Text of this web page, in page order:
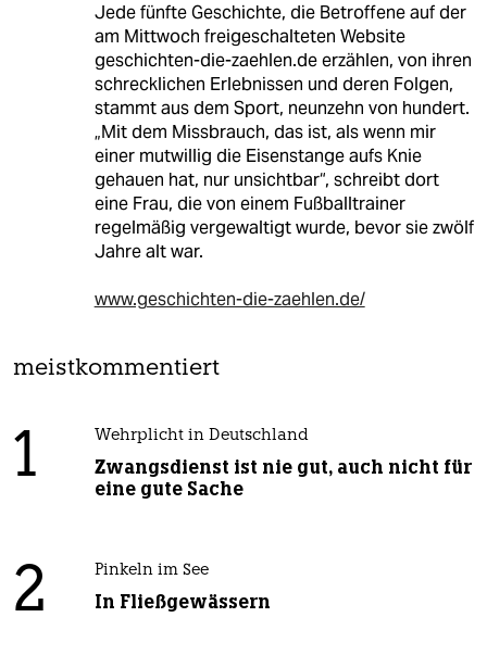
Jede fünfte Geschichte, die Betroffene auf der
am Mittwoch freigeschalteten Website
geschichten-die-zaehlen.de erzählen, von ihren
schrecklichen Erlebnissen und deren Folgen,
stammt aus dem Sport, neunzehn von hundert.
„Mit dem Missbrauch, das ist, als wenn mir
einer mutwillig die Eisenstange aufs Knie
gehauen hat, nur unsichtbar“, schreibt dort
eine Frau, die von einem Fußballtrainer
regelmäßig vergewaltigt wurde, bevor sie zwölf
Jahre alt war.
www.geschichten-die-zaehlen.de/
meistkommentiert
1 Wehrplicht in Deutschland
Zwangsdienst ist nie gut, auch nicht für
eine gute Sache
2 Pinkeln im See
In Fließgewässern